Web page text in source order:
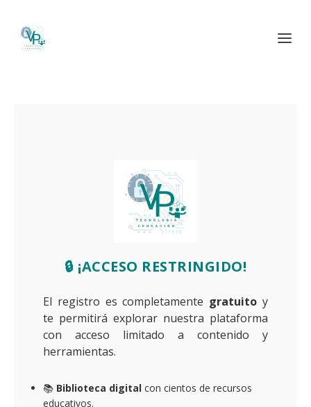
🔒 ¡ACCESO RESTRINGIDO!
El registro es completamente gratuitoy
te permitirá explorar nuestra plataforma
con acceso limitado a contenido y
herramientas.
📚 Biblioteca digital con cientos de recursos
educativos.